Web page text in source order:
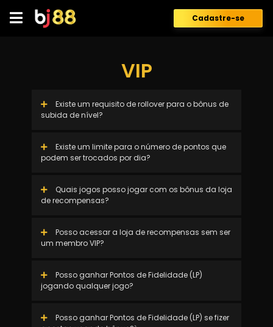
content
Cadastre-se
VIP
Existe um requisito de rollover para o bônus de
subida de nível?
Existe um limite para o número de pontos que
podem ser trocados por dia?
Quais jogos posso jogar com os bônus da loja
de recompensas?
Posso acessar a loja de recompensas sem ser
um membro VIP?
Posso ganhar Pontos de Fidelidade (LP)
jogando qualquer jogo?
Posso ganhar Pontos de Fidelidade (LP) se fizer